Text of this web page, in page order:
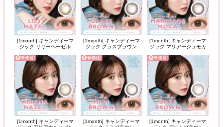
[1month] キャンディーマ
ジック リリーヘーゼル
[1month] キャンディーマ
ジック グラスブラウン
[1month] キャンディーマ
ジック マリアージュモカ
[1month] キャンディーマ
[1month] キャンディーマ
[1month] キャンディーマ